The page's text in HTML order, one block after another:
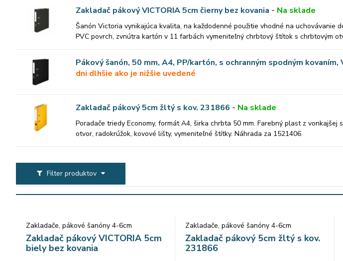
Zakladač pákový VICTORIA 5cm čierny bez kovania - Na sklade
Šanón Victoria vynikajúca kvalita, na každodenné použitie vhodné na uchovávanie
PVC povrch, zvnútra kartón v 11 farbách vymeniteľný chrbtový štítok s chrbtovým
Pákový šanón, 50 mm, A4, PP/kartón, s ochranným spodným kovaním,
dni dlhšie ako je nižšie uvedené
Zakladač pákový 5cm žltý s kov. 231866 - Na sklade
Poradače triedy Economy, formát A4, širka chrbta 50 mm. Farebný plast z
otvor, radokrúžok, kovové lišty, vymeniteľné štítky. Náhrada za 1521406
Filter produktov
Zakladače, pákové šanóny 4-6cm
Zakladač pákový VICTORIA 5cm
biely bez kovania
Zakladače, pákové šanóny 4-6cm
Zakladač pákový 5cm žltý s kov.
231866